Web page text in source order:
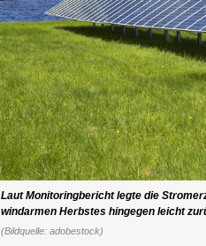
Laut Monitoringbericht legte die
windarmen Herbstes hingegen leicht
(Bildquelle: adobestock)